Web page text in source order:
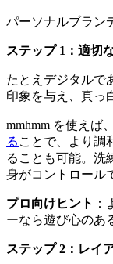
パーソナルブラン
ステップ 1：適切
たとえデジタルで
印象を与え、真っ
mmhmm を使えば
る ことで、より調
ることも可能。洗
身がコントロール
プロ向けヒント
ーなら遊び心のあ
ステップ 2：レイ